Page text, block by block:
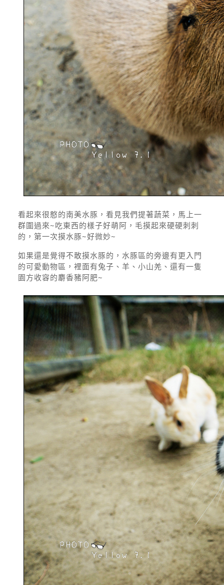
看起來很憨的南美水豚，看見我們提著蔬菜，馬上一
群圍過來~吃東西的樣子好萌阿，毛摸起來硬硬刺刺
的，第一次摸水豚~好微妙~
如果還是覺得不敢摸水豚的，水豚區的旁邊有更入門
的可愛動物區，裡面有兔子、羊、小山羌、還有一隻
園方收容的麝香豬阿肥~